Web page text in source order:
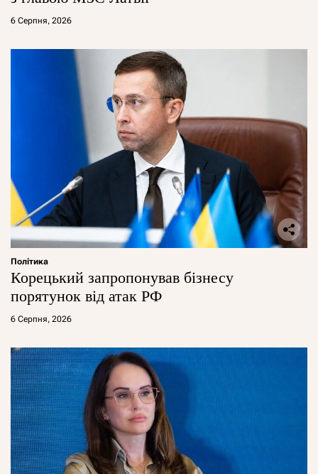
6 Серпня, 2026
Політика
Корецький запропонував бізнесу
порятунок від атак РФ
6 Серпня, 2026